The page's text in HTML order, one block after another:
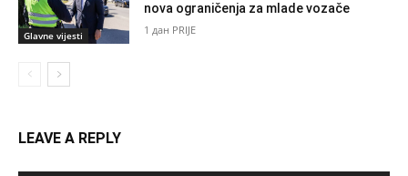
Glavne vijesti
nova ograničenja za mlade vozače
1 дан PRIJE
LEAVE A REPLY